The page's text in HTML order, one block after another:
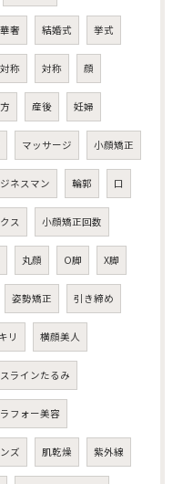
華奢 結婚式 挙式
称 対称 顔
産後 妊婦
マッサージ 小顔矯正
ネスマン 輪郭 口
ス 小顔矯正回数
丸顔 O脚 X脚
姿勢矯正 引き締め
リ 横顔美人
ラインたるみ
フォー美容
ズ 肌乾燥 紫外線